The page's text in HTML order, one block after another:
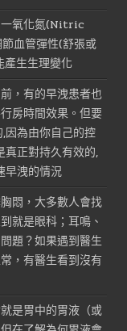
一氧化氮(Nitric
血管彈性(舒張或
產生生理變化
，有的早洩患者也
房時間效果。但要
因為由你自己的控
真正對持久有效的,
早洩的情況
悶，大多數人會找
就是眼科；耳鳴、
題？如果遇到醫生
，有醫生看到沒有
是胃中的胃液（或